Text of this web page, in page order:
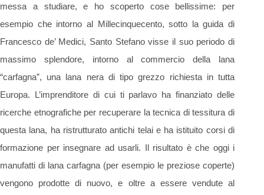
messa a studiare, e ho scoperto cose bellissime: per
esempio che intorno al Millecinquecento, sotto la guida di
Francesco de’ Medici, Santo Stefano visse il suo periodo di
massimo splendore, intorno al commercio della lana
“carfagna”, una lana nera di tipo grezzo richiesta in tutta
Europa. L’imprenditore di cui ti parlavo ha finanziato delle
ricerche etnografiche per recuperare la tecnica di tessitura di
questa lana, ha ristrutturato antichi telai e ha istituito corsi di
formazione per insegnare ad usarli. Il risultato è che oggi i
manufatti di lana carfagna (per esempio le preziose coperte)
vengono prodotte di nuovo, e oltre a essere vendute al